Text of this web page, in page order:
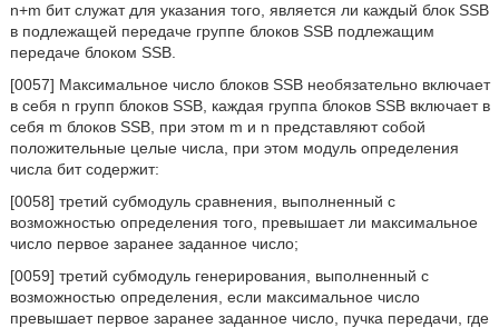
n+m бит служат для указания того, является ли каждый блок SSB
в подлежащей передаче группе блоков SSB подлежащим
передаче блоком SSB.
[0057] Максимальное число блоков SSB необязательно включает
в себя n групп блоков SSB, каждая группа блоков SSB включает в
себя m блоков SSB, при этом m и n представляют собой
положительные целые числа, при этом модуль определения
числа бит содержит:
[0058] третий субмодуль сравнения, выполненный с
возможностью определения того, превышает ли максимальное
число первое заранее заданное число;
[0059] третий субмодуль генерирования, выполненный с
возможностью определения, если максимальное число
превышает первое заранее заданное число, пучка передачи, где